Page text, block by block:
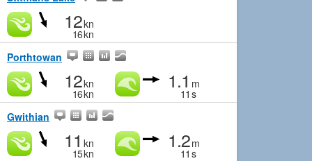
12kn
16kn
Porthtowan
12kn
16kn
1.1 m
11 s
Gwithian
11 kn
15kn
1.2m
11 s